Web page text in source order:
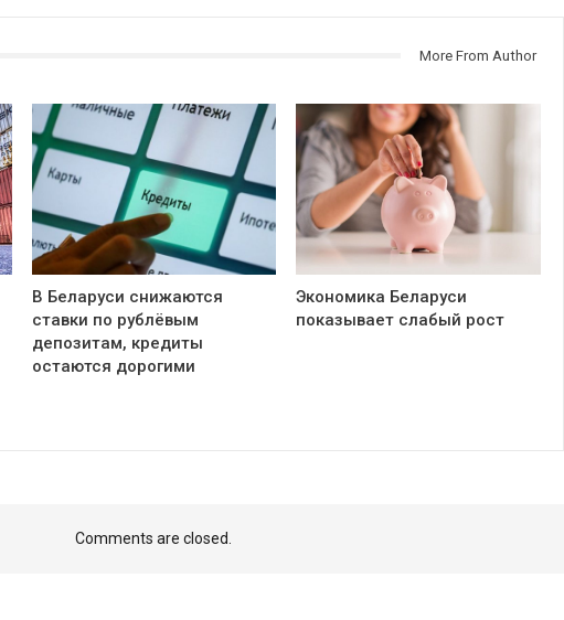
More From Author
В Беларуси снижаются
ставки по рублёвым
депозитам, кредиты
остаются дорогими
Экономика Беларуси
показывает слабый рост
Comments are closed.